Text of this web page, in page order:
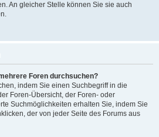
An gleicher Stelle können Sie sie auch
Foren durchsuchen?
indem Sie einen Suchbegriff in die
Foren-Übersicht, der Foren- oder
Suchmöglichkeiten erhalten Sie, indem Sie
der von jeder Seite des Forums aus